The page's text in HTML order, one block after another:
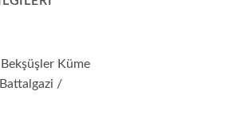
Küme
/